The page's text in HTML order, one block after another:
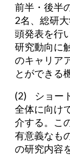
前半・後半
2名、総研
頭発表を行
研究動向に
のキャリア
とができる
(2) ショー
全体に向け
介する。こ
有意義なも
の研究内容